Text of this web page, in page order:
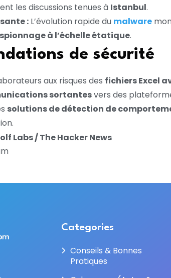
les discussions tenues à Istanbul.
: L’évolution rapide du malware
à l’échelle étatique.
de sécurité
aux risques des fichiers Excel
sortantesvers des
solutions de détection de
Labs / The Hacker News
Categories
Conseils & Bonnes
Pratiques